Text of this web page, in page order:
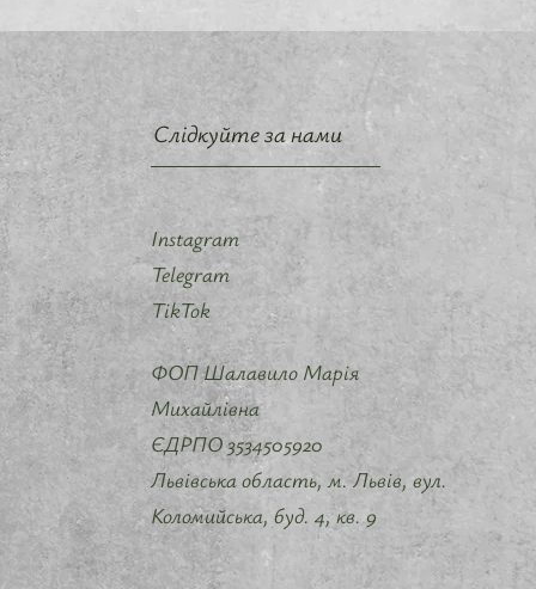
Слідкуйте за нами
Instagram
Telegram
TikTok
ФОП Шалавило Марія
Михайлівна
ЄДРПО 3534505920
Львівська область, м. Львів, вул.
Коломийська, буд. 4, кв. 9 ​